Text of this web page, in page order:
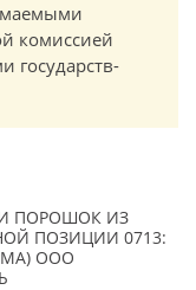
комиссией
государств-
ПОРОШОК ИЗ
ПОЗИЦИИ 0713:
ООО